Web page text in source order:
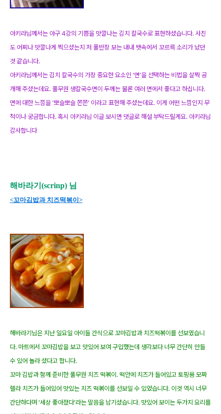
아키라님께서는 야구 4강의 기쁨을 맛깔나는 김치 칼국수로 표현하셨습니다. 사진
도 어찌나 맛깔나게 찍으셨는지 저 풀반장 보는 내내 뱃속에서 꼬르륵 소리가 났던
것 같습니다.
아키라님께서는 김치 칼국수의 가장 중요한 요소인 ‘면’을 선택하는 비법을 살짝 공
개해 주셨는데요. 풀무원 생칼국수면이 두께는 물론 여러 면에서 좋다고 하십니다.
면에 대한 느낌을 ‘뽀슬뽀슬 쫀쫀’ 이라고 표현해 주셨는데요. 이게 어떤 느낌인지 무
척이나 궁금합니다. 혹시 아키라님 이글 보시면 댓글로 해설 부탁드릴게요. 아키라님
감사합니다
해바라기(scrinp) 님
<꼬마김밥과 치즈떡볶이>
해바라기님은 지난 일요일 아이들 간식으로 꼬마김밥과 치즈떡볶이를 선보였습니
다. 마트에서 꼬마김밥을 보고 맛있어 보여 구입했는데 생각보다 너무 간단히 만들
수 있어 놀라 셨다고 합니다.
꼬마 김밥과 함께 준비한 풀무원 치즈 떡볶이. 떡안에 치즈가 들어있고 토핑용 모짜
렐라 치즈가 들어있어 맛있는 치즈 떡볶이를 선보일 수 있었습니다. 이것 역시 너무
간단하다며 ‘세상 좋아졌다’라는 말씀을 남기셨습니다. 맛있어 보이는 두가지 요리를